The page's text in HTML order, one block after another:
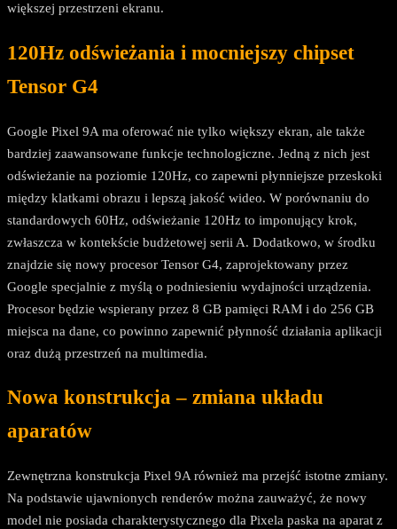
większej przestrzeni ekranu.
120Hz odświeżania i mocniejszy chipset
Tensor G4
Google Pixel 9A ma oferować nie tylko większy ekran, ale także
bardziej zaawansowane funkcje technologiczne. Jedną z nich jest
odświeżanie na poziomie 120Hz, co zapewni płynniejsze przeskoki
między klatkami obrazu i lepszą jakość wideo. W porównaniu do
standardowych 60Hz, odświeżanie 120Hz to imponujący krok,
zwłaszcza w kontekście budżetowej serii A. Dodatkowo, w środku
znajdzie się nowy procesor Tensor G4, zaprojektowany przez
Google specjalnie z myślą o podniesieniu wydajności urządzenia.
Procesor będzie wspierany przez 8 GB pamięci RAM i do 256 GB
miejsca na dane, co powinno zapewnić płynność działania aplikacji
oraz dużą przestrzeń na multimedia.
Nowa konstrukcja – zmiana układu
aparatów
Zewnętrzna konstrukcja Pixel 9A również ma przejść istotne zmiany.
Na podstawie ujawnionych renderów można zauważyć, że nowy
model nie posiada charakterystycznego dla Pixela paska na aparat z